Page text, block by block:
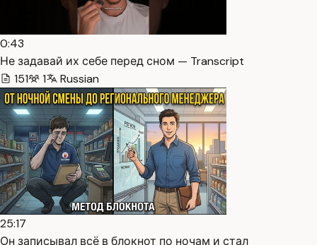
0:43
Не задавай их себе перед сном — Transcript
151
1 Russian
25:17
Он записывал всё в блокнот по ночам и стал